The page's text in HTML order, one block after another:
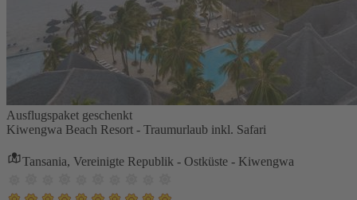
Ausflugspaket geschenkt
Kiwengwa Beach Resort - Traumurlaub inkl. Safari
Tansania, Vereinigte Republik - Ostküste - Kiwengwa